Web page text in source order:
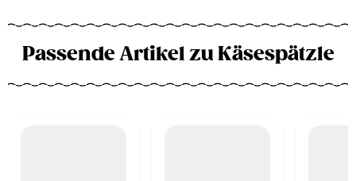
Passende Artikel zu Käsespätzle